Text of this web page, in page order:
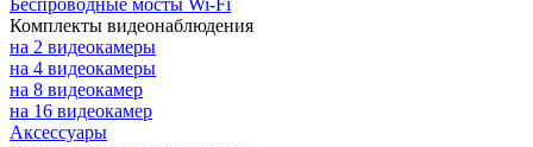
Беспроводные мосты Wi-Fi
Комплекты видеонаблюдения
на 2 видеокамеры
на 4 видеокамеры
на 8 видеокамер
на 16 видеокамер
Аксессуары